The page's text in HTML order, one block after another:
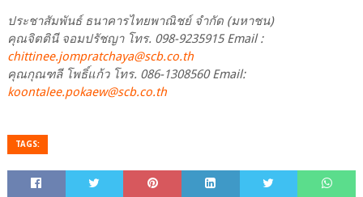
ประชาสัมพันธ์ ธนาคารไทยพาณิชย์ จำกัด (มหาชน)
คุณจิตตินี จอมปรัชญา โทร. 098-9235915 Email :
chittinee.jompratchaya@scb.co.th
คุณกุณฑลี โพธิ์แก้ว โทร. 086-1308560 Email:
koontalee.pokaew@scb.co.th
TAGS: